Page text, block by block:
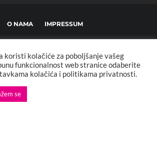
O NAMA IMPRESSUM
MARKETING KONTAKT
FBL creative. Sva prava zadržana. Developed by:
XStreamThemes
koristi kolačiće za poboljšanje vašeg
funkcionalnost web stranice odaberite
kolačića i politikama privatnosti.
se